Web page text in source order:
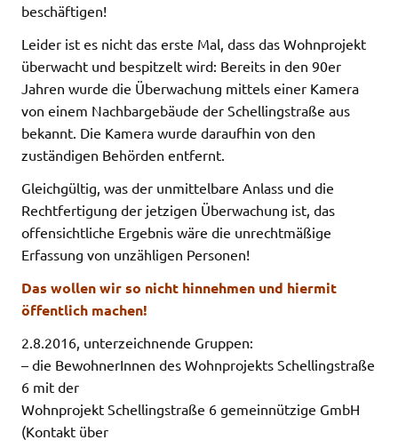
beschäftigen!
Leider ist es nicht das erste Mal, dass das Wohnprojekt
überwacht und bespitzelt wird: Bereits in den 90er
Jahren wurde die Überwachung mittels einer Kamera
von einem Nachbargebäude der Schellingstraße aus
bekannt. Die Kamera wurde daraufhin von den
zuständigen Behörden entfernt.
Gleichgültig, was der unmittelbare Anlass und die
Rechtfertigung der jetzigen Überwachung ist, das
offensichtliche Ergebnis wäre die unrechtmäßige
Erfassung von unzähligen Personen!
Das wollen wir so nicht hinnehmen und hiermit
öffentlich machen!
2.8.2016, unterzeichnende Gruppen:
– die BewohnerInnen des Wohnprojekts Schellingstraße
6 mit der
Wohnprojekt Schellingstraße 6 gemeinnützige GmbH
(Kontakt über